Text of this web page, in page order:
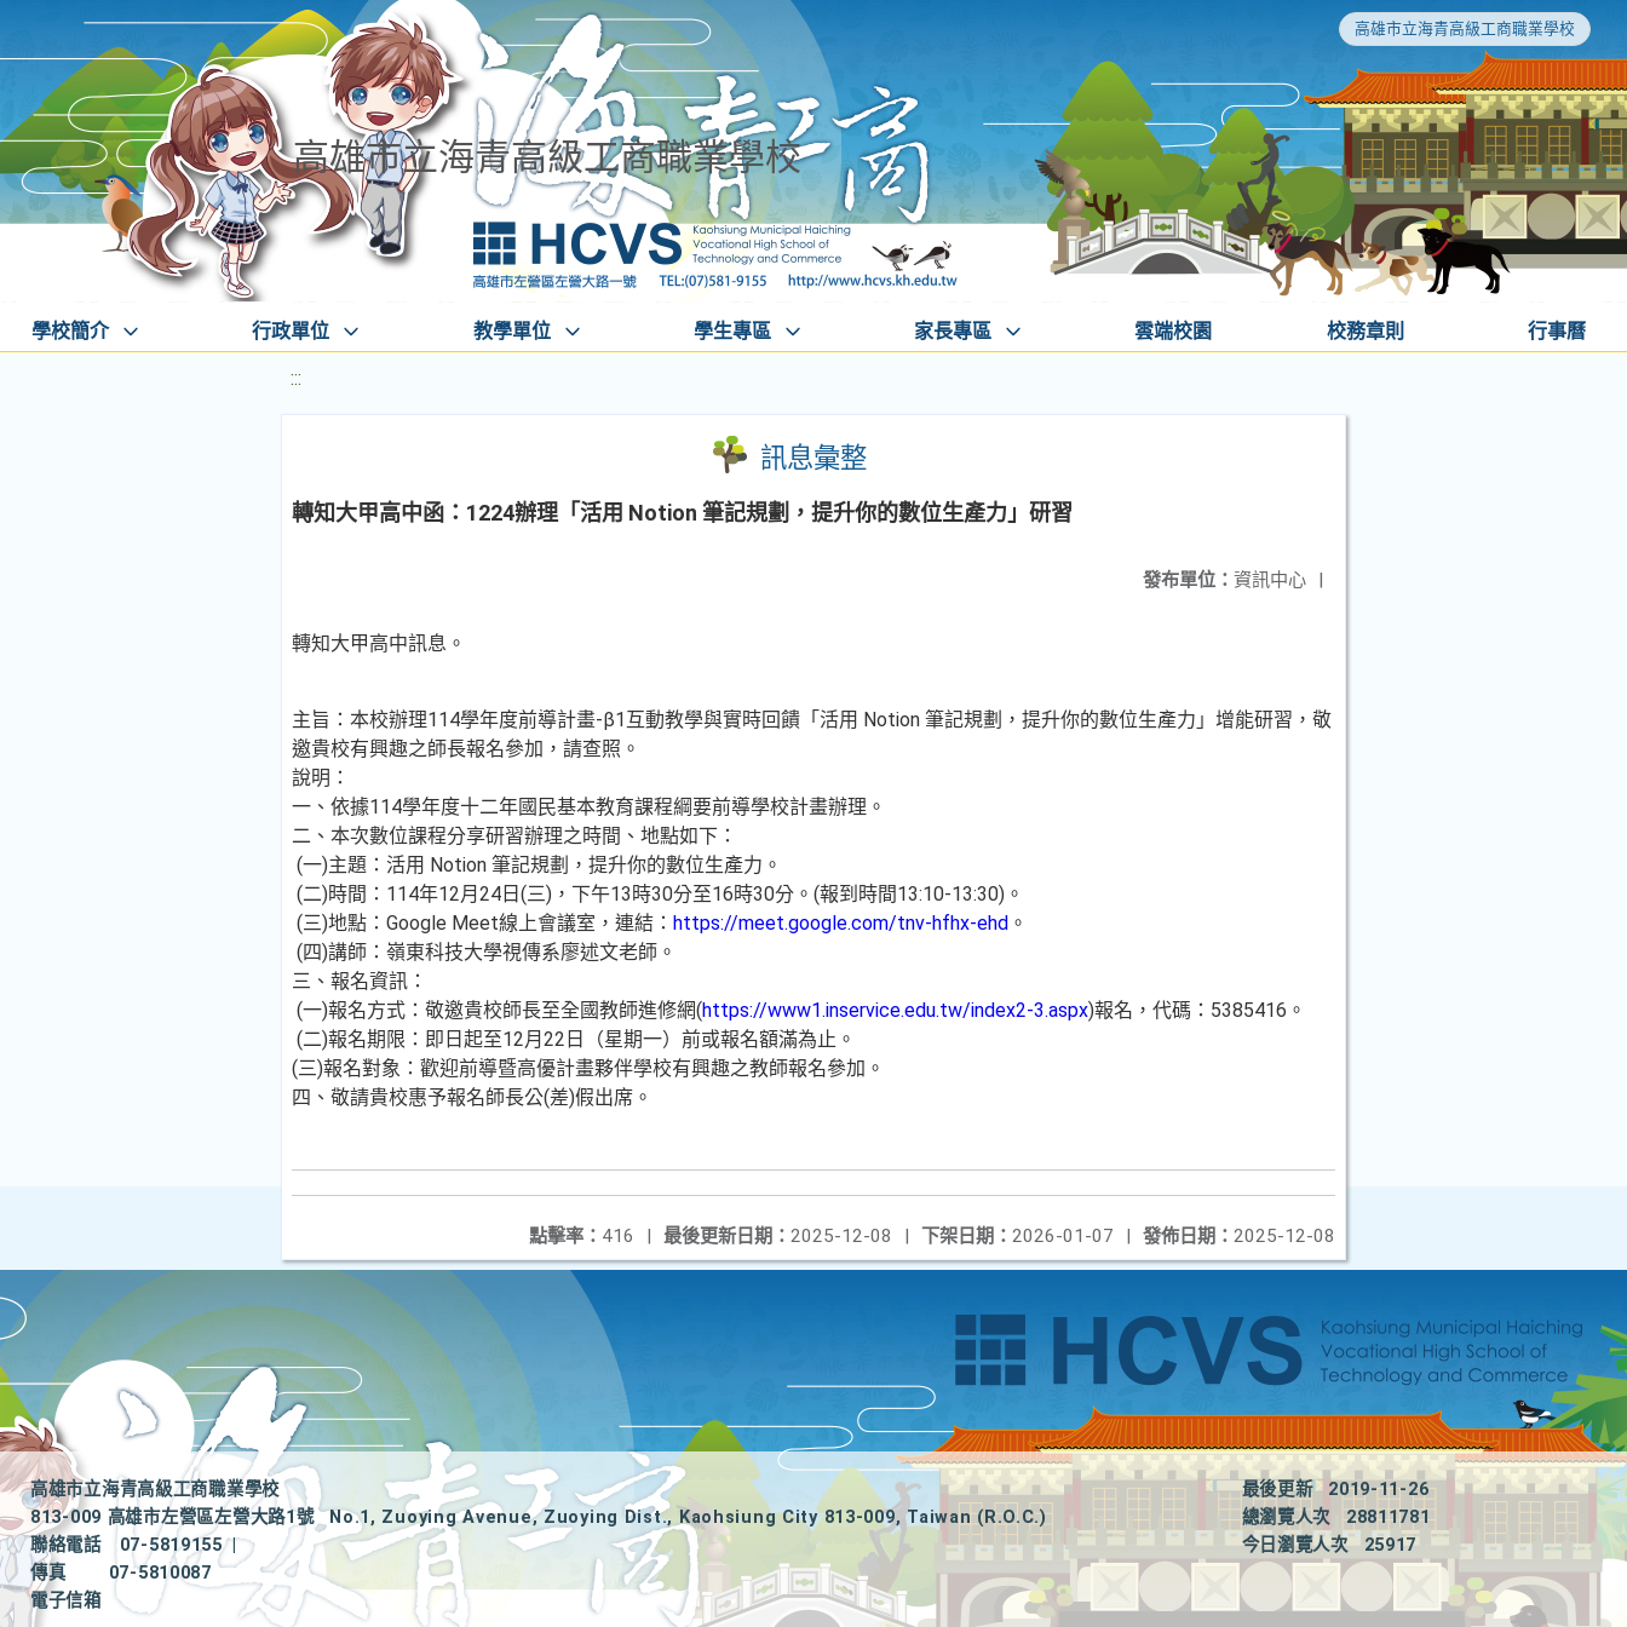
高雄市立海青高級工商職業學校
高雄市立海青高級工商職業學校
學校簡介 行政單位 教學單位 學生專區 家長專區 雲端校園 校務章則 行事曆
:::
訊息彙整
轉知大甲高中函：1224辦理「活用 Notion 筆記規劃，提升你的數位生產力」研習
發布單位： 資訊中心 |
轉知大甲高中訊息。
主旨：本校辦理114學年度前導計畫-β1互動教學與實時回饋「活用 Notion 筆記規劃，提升你的數位生產力」增能研習，敬
邀貴校有興趣之師長報名參加，請查照。
說明：
一、依據114學年度十二年國民基本教育課程綱要前導學校計畫辦理。
二、本次數位課程分享研習辦理之時間、地點如下：
(一)主題：活用 Notion 筆記規劃，提升你的數位生產力。
(二)時間：114年12月24日(三)，下午13時30分至16時30分。(報到時間13:10-13:30)。
(三)地點：Google Meet線上會議室，連結： https://meet.google.com/tnv-hfhx-ehd 。
(四)講師：嶺東科技大學視傳系廖述文老師。
三、報名資訊：
(一)報名方式：敬邀貴校師長至全國教師進修網(https://www1.inservice.edu.tw/index2-3.aspx)報名，代碼：5385416。
(二)報名期限：即日起至12月22日（星期一）前或報名額滿為止。
(三)報名對象：歡迎前導暨高優計畫夥伴學校有興趣之教師報名參加。
四、敬請貴校惠予報名師長公(差)假出席。
發佈日期： 2025-12-08
下架日期： 2026-01-07 |
最後更新日期： 2025-12-08 |
點擊率： 416 |
高雄市立海青高級工商職業學校
813-009 高雄市左營區左營大路1號
No.1, Zuoying Avenue, Zuoying Dist., Kaohsiung City 813-009, Taiwan (R.O.C.)
聯絡電話
07-5819155
|
傳真
07-5810087
電子信箱
最後更新
2019-11-26
總瀏覽人次
28811781
今日瀏覽人次
25917